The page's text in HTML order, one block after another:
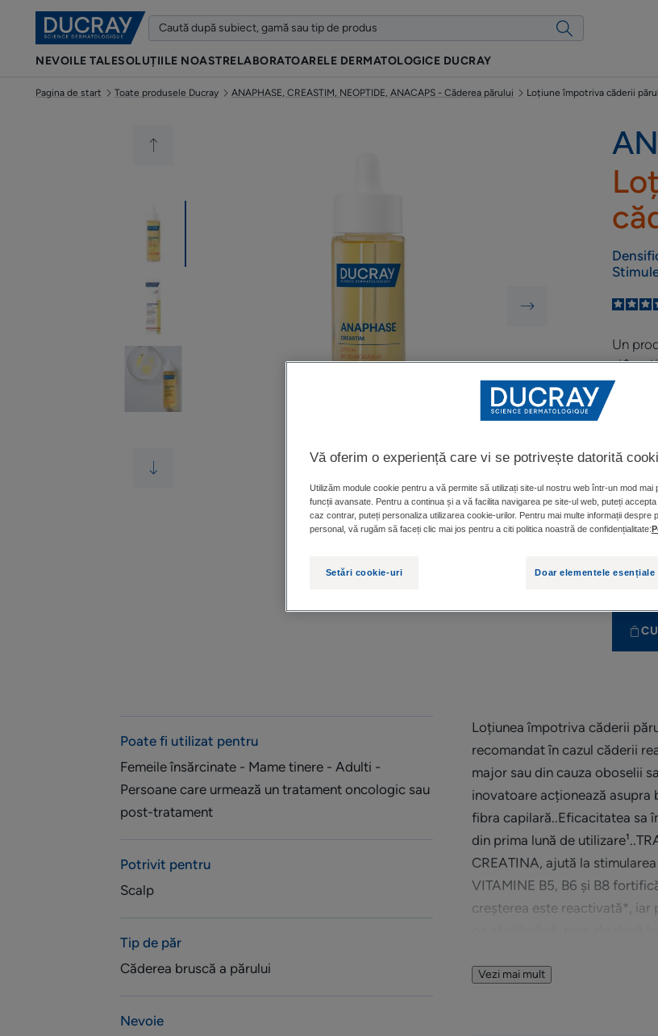
NEVOILE TALESOLUȚIILE NOASTRELABORATOARELE DERMATOLOGICE DUCRAY
Pagina de start Toate produsele Ducray ANAPHASE, CREASTIM, NEOPTIDE, ANACAPS - Căderea părului Loțiune împotriva căderii
Un
și
93%
Flacon
Poate fi utilizat pentru
Femeile însărcinate - Mame tinere - Adulti -
Persoane care urmează un tratament oncologic sau
post-tratament
Potrivit pentru
Scalp
Tip de păr
Căderea bruscă a părului
Nevoie
Loțiunea împotriva căderii
recomandat în cazul căderii
major sau din cauza oboselii
inovatoare acționează asupra
fibra capilară..Eficacitatea sa
din prima lună de
CREATINA, ajută la
VITAMINE B5, B6 și B8
creșterea este reactivată*, iar
urmează un tratament
Vezi mai mult
Vă oferim o experiență care vi se potrivește datorită
Utilizăm module cookie pentru a vă permite să utilizați site-ul nostru web într-un mod mai
funcții avansate. Pentru a continua și a vă facilita navigarea pe site-ul web, puteți
caz contrar, puteți personaliza utilizarea cookie-urilor. Pentru mai multe informații despre
personal, vă rugăm să faceți clic mai jos pentru a citi politica noastră de confidențialitate:
Setări cookie-uri Doar elementele esențiale